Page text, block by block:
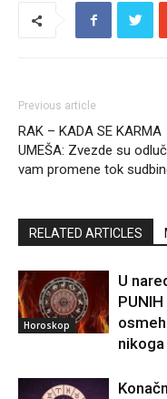
Previous article
RAK – KADA SE KARMA
UMEŠA: Zvezde su
vam promene tok
RELATED ARTICLES
Horoskop
U